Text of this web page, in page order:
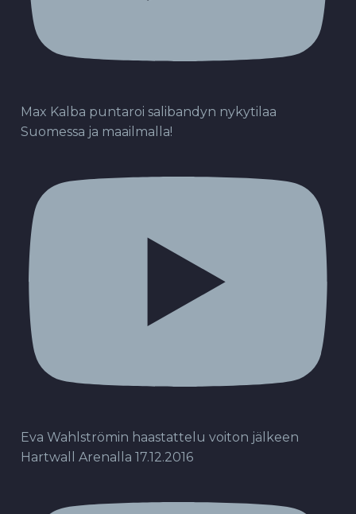
Max Kalba puntaroi salibandyn nykytilaa
Suomessa ja maailmalla!
Eva Wahlströmin haastattelu voiton jälkeen
Hartwall Arenalla 17.12.2016